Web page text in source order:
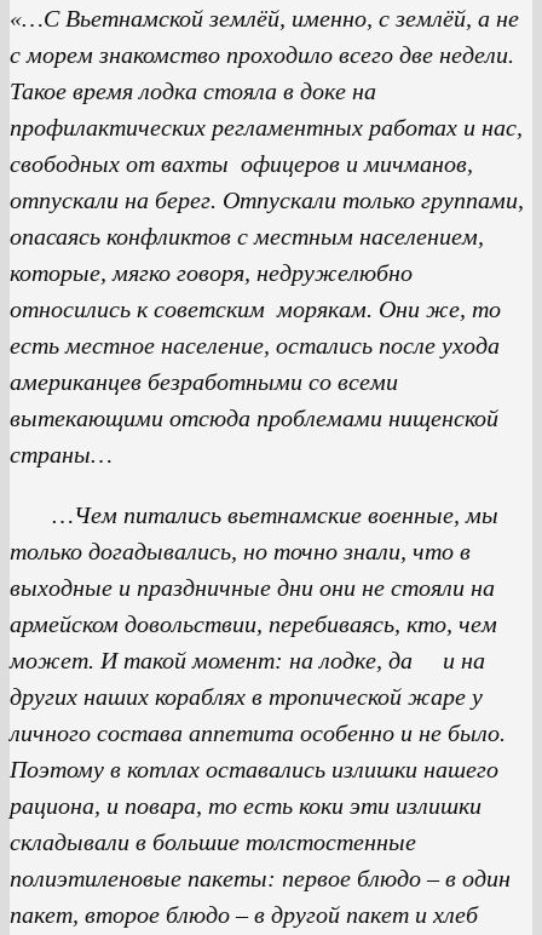
«…С Вьетнамской землёй, именно, с землёй, а не
с морем знакомство проходило всего две недели.
Такое время лодка стояла в доке на
профилактических регламентных работах и нас,
свободных от вахты офицеров и мичманов,
отпускали на берег. Отпускали только группами,
опасаясь конфликтов с местным населением,
которые, мягко говоря, недружелюбно
относились к советским морякам. Они же, то
есть местное население, остались после ухода
американцев безработными со всеми
вытекающими отсюда проблемами нищенской
страны…
…Чем питались вьетнамские военные, мы
только догадывались, но точно знали, что в
выходные и праздничные дни они не стояли на
армейском довольствии, перебиваясь, кто, чем
может. И такой момент: на лодке, да и на
других наших кораблях в тропической жаре у
личного состава аппетита особенно и не было.
Поэтому в котлах оставались излишки нашего
рациона, и повара, то есть коки эти излишки
складывали в большие толстостенные
полиэтиленовые пакеты: первое блюдо – в один
пакет, второе блюдо – в другой пакет и хлеб